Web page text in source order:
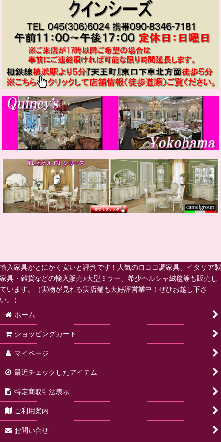
輸入家具がとにかく安いと評判です！人気のロココ調家具、イタリア製
家具・雑貨などの輸入販売♪大型ミラー、希少ペルシャ絨毯等も販売し
ています。（実物が見れる実店舗も大好評営業中！ぜひお越し下さ
い。）
ホーム
ショッピングカート
マイページ
最近チェックしたアイテム
特定商取引法表示
ご利用案内
お問い合せ